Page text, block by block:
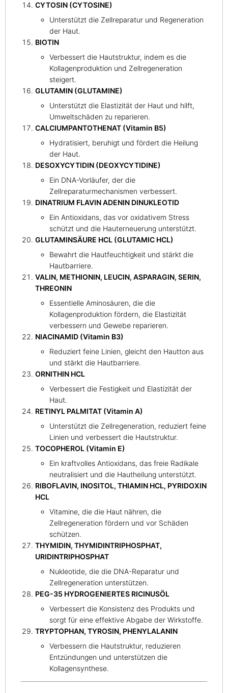
CYTOSIN (CYTOSINE)
Unterstützt die Zellreparatur und Regeneration
der Haut.
BIOTIN
Verbessert die Hautstruktur, indem es die
Kollagenproduktion und Zellregeneration
steigert.
GLUTAMIN (GLUTAMINE)
Unterstützt die Elastizität der Haut und hilft,
Umweltschäden zu reparieren.
CALCIUMPANTOTHENAT (Vitamin B5)
Hydratisiert, beruhigt und fördert die Heilung
der Haut.
DESOXYCYTIDIN (DEOXYCYTIDINE)
Ein DNA-Vorläufer, der die
Zellreparaturmechanismen verbessert.
DINATRIUM FLAVIN ADENIN DINUKLEOTID
Ein Antioxidans, das vor oxidativem Stress
schützt und die Hauterneuerung unterstützt.
GLUTAMINSÄURE HCL (GLUTAMIC HCL)
Bewahrt die Hautfeuchtigkeit und stärkt die
Hautbarriere.
VALIN, METHIONIN, LEUCIN, ASPARAGIN, SERIN,
THREONIN
Essentielle Aminosäuren, die die
Kollagenproduktion fördern, die Elastizität
verbessern und Gewebe reparieren.
NIACINAMID (Vitamin B3)
Reduziert feine Linien, gleicht den Hautton aus
und stärkt die Hautbarriere.
ORNITHIN HCL
Verbessert die Festigkeit und Elastizität der
Haut.
RETINYL PALMITAT (Vitamin A)
Unterstützt die Zellregeneration, reduziert feine
Linien und verbessert die Hautstruktur.
TOCOPHEROL (Vitamin E)
Ein kraftvolles Antioxidans, das freie Radikale
neutralisiert und die Hautheilung unterstützt.
RIBOFLAVIN, INOSITOL, THIAMIN HCL, PYRIDOXIN
HCL
Vitamine, die die Haut nähren, die
Zellregeneration fördern und vor Schäden
schützen.
THYMIDIN, THYMIDINTRIPHOSPHAT,
URIDINTRIPHOSPHAT
Nukleotide, die die DNA-Reparatur und
Zellregeneration unterstützen.
PEG-35 HYDROGENIERTES RICINUSÖL
Verbessert die Konsistenz des Produkts und
sorgt für eine effektive Abgabe der Wirkstoffe.
TRYPTOPHAN, TYROSIN, PHENYLALANIN
Verbessern die Hautstruktur, reduzieren
Entzündungen und unterstützen die
Kollagensynthese.